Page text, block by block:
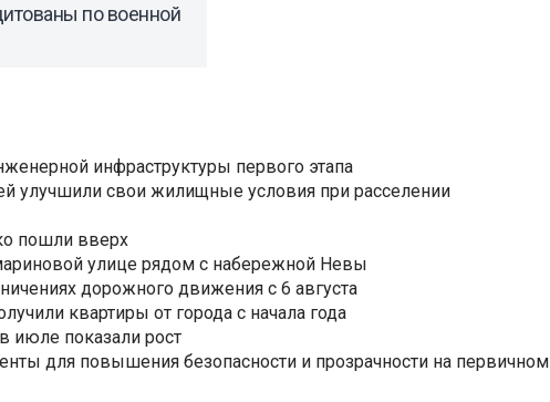
по военной
инфраструктуры первого этапа
улучшили свои жилищные условия при расселении
пошли вверх
улице рядом с набережной Невы
дорожного движения с 6 августа
квартиры от города с начала года
июле показали рост
для повышения безопасности и прозрачности на первичном